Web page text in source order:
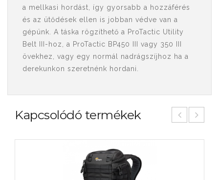
a mellkasi hordást, így gyorsabb a hozzáférés
és az ütődések ellen is jobban védve van a
gépünk. A táska rögzíthető a ProTactic Utility
Belt III-hoz, a ProTactic BP450 III vagy 350 III
övekhez, vagy egy normál nadrágszíjhoz ha a
derekunkon szeretnénk hordani.
Kapcsolódó termékek